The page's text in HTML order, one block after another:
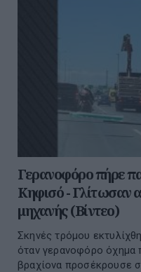
Γερανοφόρο πήρε
Κηφισό - Γλίτωσαν
μηχανής (Bίντεο)
Σκηνές τρόμου
όταν γερανοφόρο όχημα
βραχίονα προσέκρουσε